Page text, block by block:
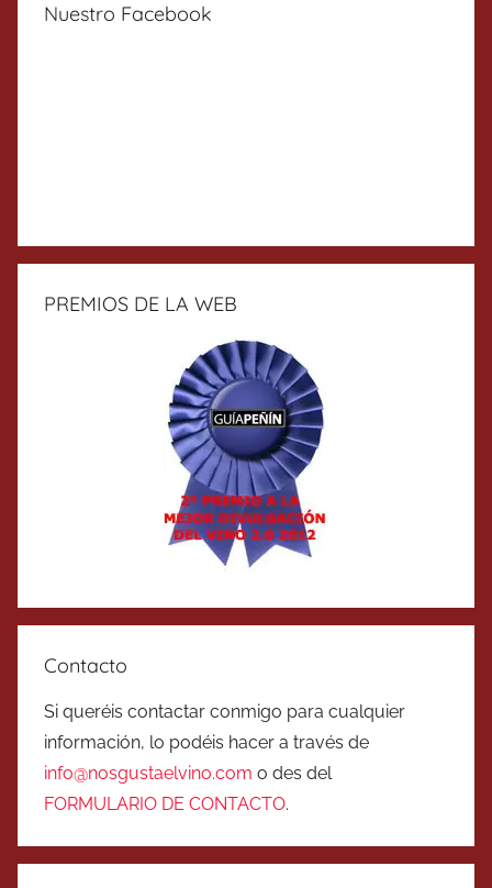
Nuestro Facebook
PREMIOS DE LA WEB
Contacto
Si queréis contactar conmigo para cualquier
información, lo podéis hacer a través de
info@nosgustaelvino.com o des del
FORMULARIO DE CONTACTO.